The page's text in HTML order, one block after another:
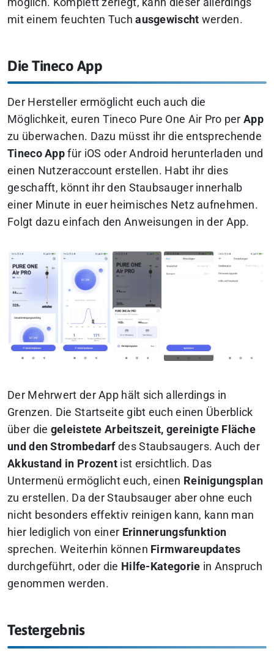
mit einem feuchten Tuchausgewischt werden.
Die Tineco App
Der Hersteller ermöglicht euch auch die
Möglichkeit, euren Tineco Pure One Air Pro perApp
zu überwachen. Dazu müsst ihr die entsprechende
Tineco App für iOS oder Android herunterladen und
einen Nutzeraccount erstellen. Habt ihr dies
geschafft, könnt ihr den Staubsauger innerhalb
einer Minute in euer heimisches Netz aufnehmen.
Folgt dazu einfach den Anweisungen in der App.
Der Mehrwert der App hält sich allerdings in
Grenzen. Die Startseite gibt euch einen Überblick
über die geleistete Arbeitszeit, gereinigte Fläche
und den Strombedarfdes Staubsaugers. Auch der
Akkustand in Prozent ist ersichtlich. Das
Untermenü ermöglicht euch, einen Reinigungsplan
zu erstellen. Da der Staubsauger aber ohne euch
nicht besonders effektiv reinigen kann, kann man
hier lediglich von einer Erinnerungsfunktion
sprechen. Weiterhin können Firmwareupdates
durchgeführt, oder die Hilfe-Kategorie in Anspruch
genommen werden.
Testergebnis